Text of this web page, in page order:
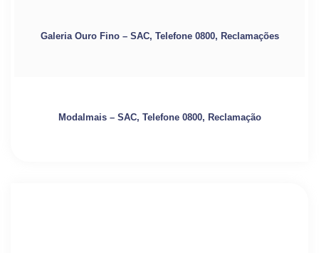
Galeria Ouro Fino – SAC, Telefone 0800, Reclamações
Modalmais – SAC, Telefone 0800, Reclamação